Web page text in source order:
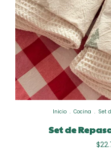
Inicio . Cocina . Set
Set de